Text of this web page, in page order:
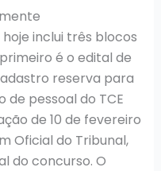
inclui três blocos
é o edital de
reserva para
de pessoal do TCE
de 10 de fevereiro
Oficial do Tribunal,
do concurso. O